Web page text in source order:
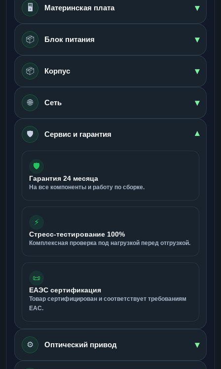
🖥️ Материнская плата ▾
📦 Блок питания ▾
📦 Корпус ▾
🌐 Сеть ▾
🛡️ Сервис и гарантия ▾
🛡️
Гарантия 24 месяца
На все компоненты и работу по сборке.
⚡
Стресс-тестирование 100%
Комплексная проверка под нагрузкой перед отгрузкой.
📜
ЕАЭС сертификация
Товар сертифицирован и соответствует требованиям
ЕАС.
⚙️ Оптический привод ▾